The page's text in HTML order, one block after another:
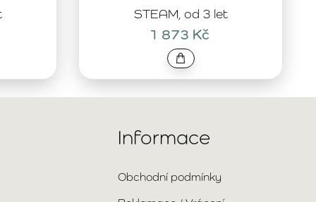
STEAM, od 3 let
1 873 Kč
Informace
Obchodní podmínky